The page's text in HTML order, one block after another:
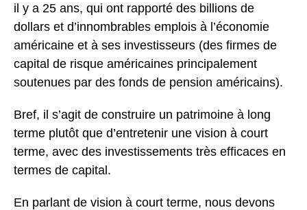
il y a 25 ans, qui ont rapporté des billions de
dollars et d’innombrables emplois à l’économie
américaine et à ses investisseurs (des firmes de
capital de risque américaines principalement
soutenues par des fonds de pension américains).
Bref, il s’agit de construire un patrimoine à long
terme plutôt que d’entretenir une vision à court
terme, avec des investissements très efficaces en
termes de capital.
En parlant de vision à court terme, nous devons